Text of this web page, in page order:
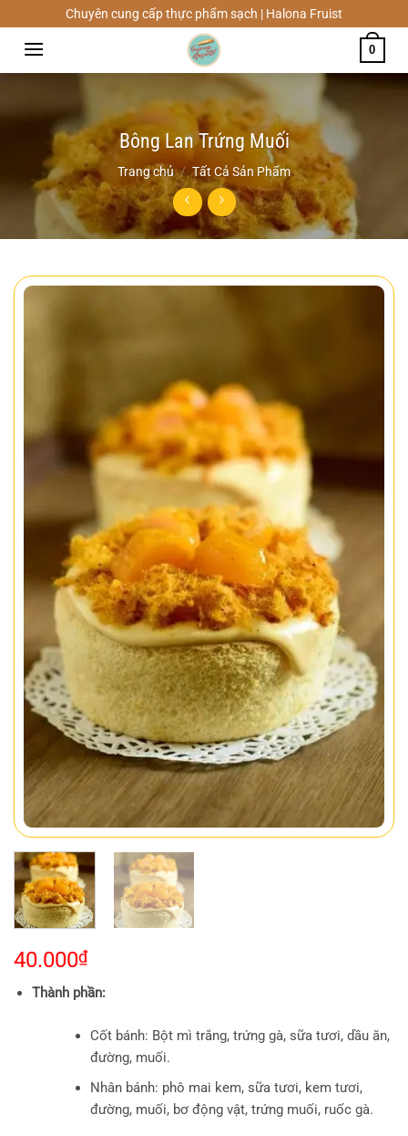
đến
dung
Chuyên cung cấp thực phẩm sạch | Halona Fruist
0
Bông Lan Trứng Muối
Trang chủ / Tất Cả Sản Phẩm
40.000₫
Thành phần:
Cốt bánh: Bột mì trắng, trứng gà, sữa tươi, dầu ăn,
đường, muối.
Nhân bánh: phô mai kem, sữa tươi, kem tươi,
đường, muối, bơ động vật, trứng muối, ruốc gà.